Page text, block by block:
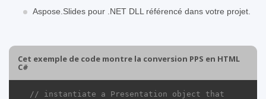
Aspose.Slides pour .NET DLL référencé dans votre projet.
Cet exemple de code montre la conversion PPS en HTML
C#
// instantiate a Presentation object that